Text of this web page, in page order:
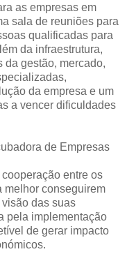
as empresas em
sala de reuniões para
qualificadas para
da infraestrutura,
da gestão, mercado,
da empresa e um
a vencer dificuldades
de Empresas
entre os
melhor conseguirem
das suas
pela implementação
de gerar impacto